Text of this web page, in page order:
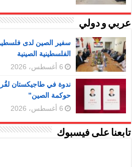
عربي و دولي
سفير الصين لدى
الفلسطينية الصينية
6 أغسطس، 2026
ندوة في طاجيكستان
حوكمة الصين”
6 أغسطس، 2026
تابعنا على فيسبوك